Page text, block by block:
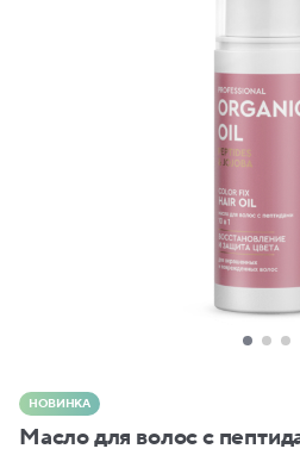
НОВИНКА
Масло для волос с